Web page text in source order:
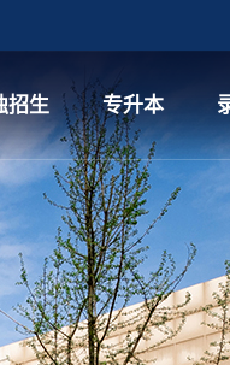
招生 专升本